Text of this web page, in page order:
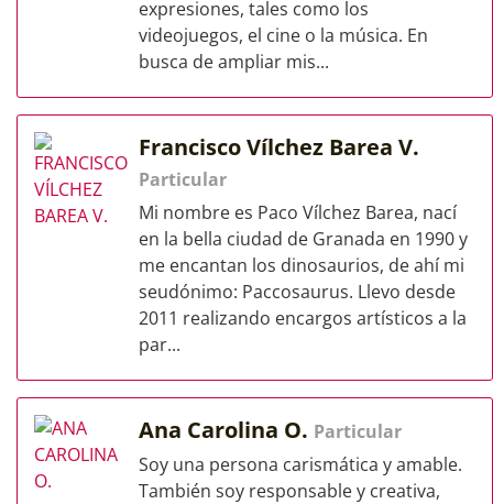
expresiones, tales como los
videojuegos, el cine o la música. En
busca de ampliar mis...
Francisco Vílchez Barea V.
Particular
Mi nombre es Paco Vílchez Barea, nací
en la bella ciudad de Granada en 1990 y
me encantan los dinosaurios, de ahí mi
seudónimo: Paccosaurus. Llevo desde
2011 realizando encargos artísticos a la
par...
Ana Carolina O. Particular
Soy una persona carismática y amable.
También soy responsable y creativa,